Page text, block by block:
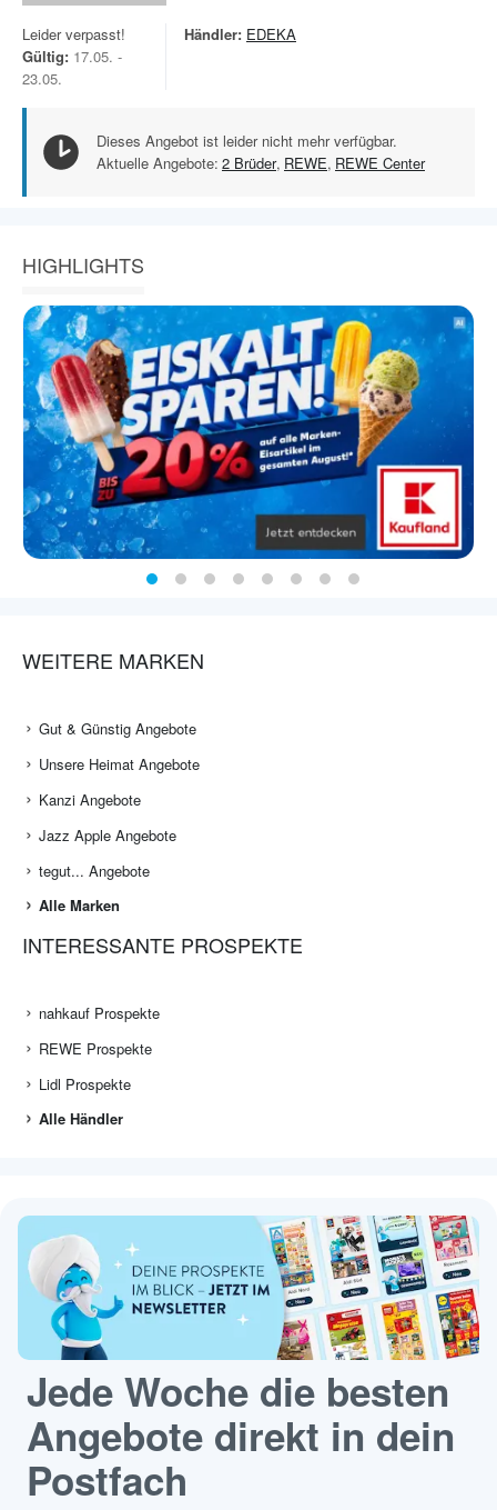
Leider verpasst!
Gültig: 17.05. -
23.05.
Händler: EDEKA
Dieses Angebot ist leider nicht mehr verfügbar.
Aktuelle Angebote: 2 Brüder, REWE, REWE Center
HIGHLIGHTS
WEITERE MARKEN
Gut & Günstig Angebote
Unsere Heimat Angebote
Kanzi Angebote
Jazz Apple Angebote
tegut... Angebote
Alle Marken
INTERESSANTE PROSPEKTE
nahkauf Prospekte
REWE Prospekte
Lidl Prospekte
Alle Händler
Jede Woche die besten
Angebote direkt in dein
Postfach